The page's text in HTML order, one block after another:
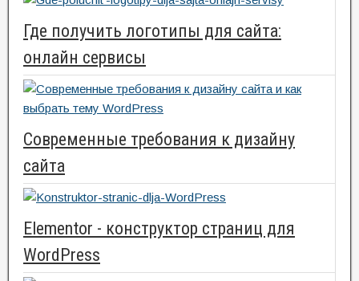
Где получить логотипы для сайта:
онлайн сервисы
Современные требования к дизайну
сайта
Elementor - конструктор страниц для
WordPress